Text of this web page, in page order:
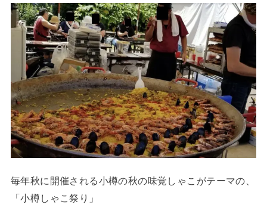
毎年秋に開催される小樽の秋の味覚しゃこがテーマの、
「小樽しゃこ祭り」